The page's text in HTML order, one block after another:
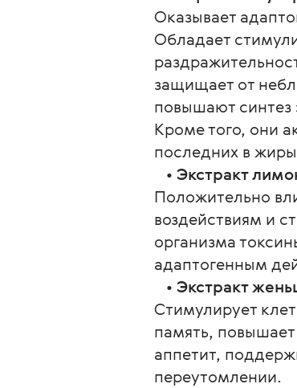
Оказывает
Обладает
защищает от
повышают
Кроме того, они
последних в
• Экстракт
Положительно
воздействиям и
организма
адаптогенным
• Экстракт
Стимулирует
память,
аппетит,
переутомлении.